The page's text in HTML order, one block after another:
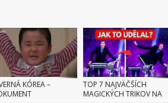
KÓREA –
TOP 7 NAJVÄČŠÍCH
MAGICKÝCH TRIKOV NA